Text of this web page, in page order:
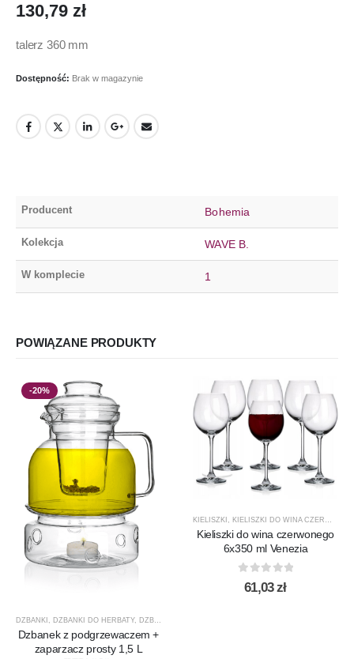
130,79 zł
talerz 360 mm
Dostępność: Brak w magazynie
Producent Bohemia
Kolekcja WAVE B.
W komplecie 1
POWIĄZANE PRODUKTY
-20%
DZBANKI DZBANKI DO HERBATY, DZBANKI DO KAWY
Dzbanek z podgrzewaczem +
zaparzacz prosty 1,5 L
KIELISZKI KIELISZKI DO WINA CZERWONEGO
Kieliszki do wina czerwonego
6x350 ml Venezia
out of 5
61,03zł